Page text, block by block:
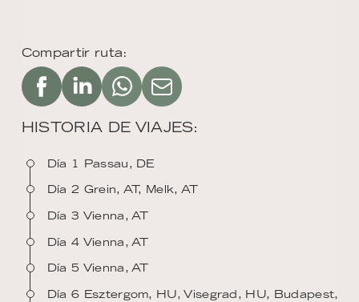
Compartir ruta:
HISTORIA DE VIAJES:
Día 1 Passau, DE
Día 2 Grein, AT, Melk, AT
Día 3 Vienna, AT
Día 4 Vienna, AT
Día 5 Vienna, AT
Día 6 Esztergom, HU, Visegrad, HU, Budapest,